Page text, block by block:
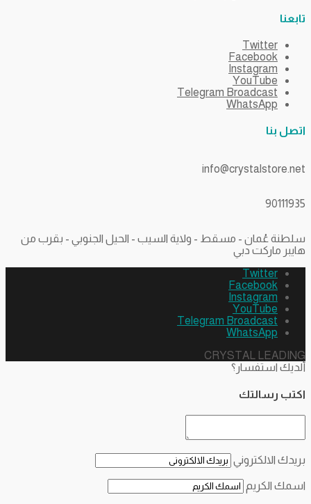
تابعنا
Twitter
Facebook
Instagram
YouTube
Telegram Broadcast
WhatsApp
اتصل بنا
info@crystalstore.net
90111935
سلطنة عُمان - مسقط - ولاية السيب - الحيل الجنوبي - بقرب من
هايبر ماركت دبي
Twitter
Facebook
Instagram
YouTube
Telegram Broadcast
WhatsApp
CRYSTAL LEADING
ألديك استفسار؟
اكتب رسالتك
بريدك الالكتروني
اسمك الكريم